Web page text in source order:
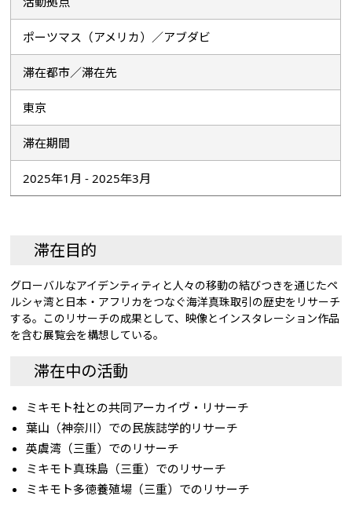
ポーツマス（アメリカ）／アブダビ
滞在都市／滞在先
東京
滞在期間
2025年1月 - 2025年3月
滞在目的
グローバルなアイデンティティと人々の移動の結びつきを通じたペ
ルシャ湾と日本・アフリカをつなぐ海洋真珠取引の歴史をリサーチ
する。このリサーチの成果として、映像とインスタレーション作品
を含む展覧会を構想している。
滞在中の活動
ミキモト社との共同アーカイヴ・リサーチ
葉山（神奈川）での民族誌学的リサーチ
英虞湾（三重）でのリサーチ
ミキモト真珠島（三重）でのリサーチ
ミキモト多徳養殖場（三重）でのリサーチ